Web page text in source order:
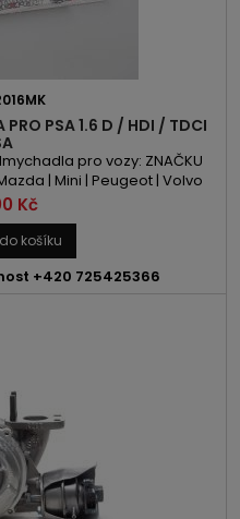
PRO PSA 1.6 D / HDI / TDCI
pro vozy: ZNAČKU
| Mini | Peugeot | Volvo
| TDCI VÝKON: 75PS/55kW |
80kW | 112PS/82kW |
84kW
Kč
košíku
+420 725425366